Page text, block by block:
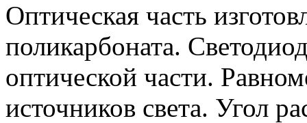
Оптическая часть
поликарбоната.
оптической части.
источников света. Угол